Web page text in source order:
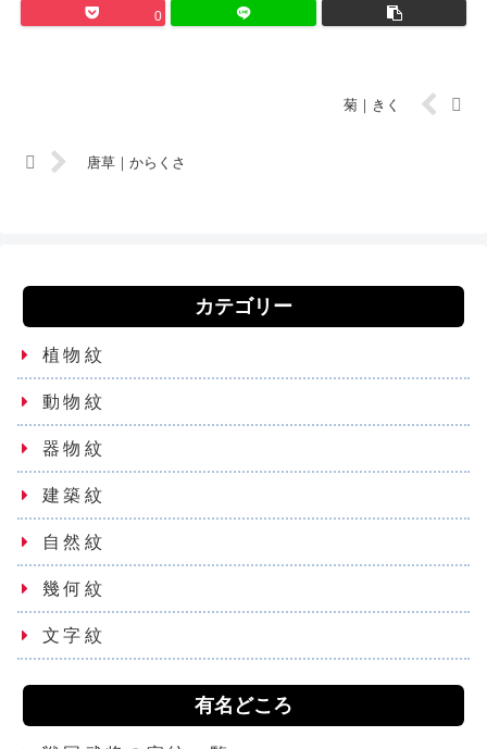
0
菊｜きく
唐草｜からくさ
カテゴリー
植物紋
動物紋
器物紋
建築紋
自然紋
幾何紋
文字紋
有名どころ